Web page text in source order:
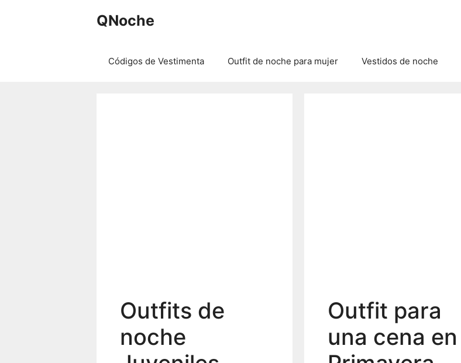
QNoche
Códigos de Vestimenta Outfit de noche para mujer Vestidos de noche
Outfits de
noche
Outfit para
una cena en